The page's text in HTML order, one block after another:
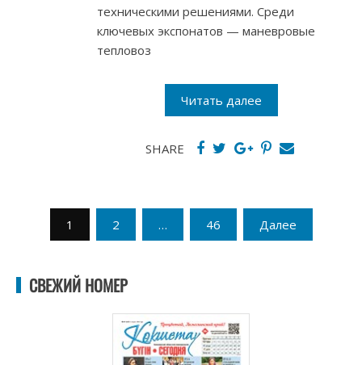
техническими решениями. Среди
ключевых экспонатов — маневровые
тепловоз
Читать далее
SHARE
Пагинация
записей
1 2 … 46 Далее
СВЕЖИЙ НОМЕР